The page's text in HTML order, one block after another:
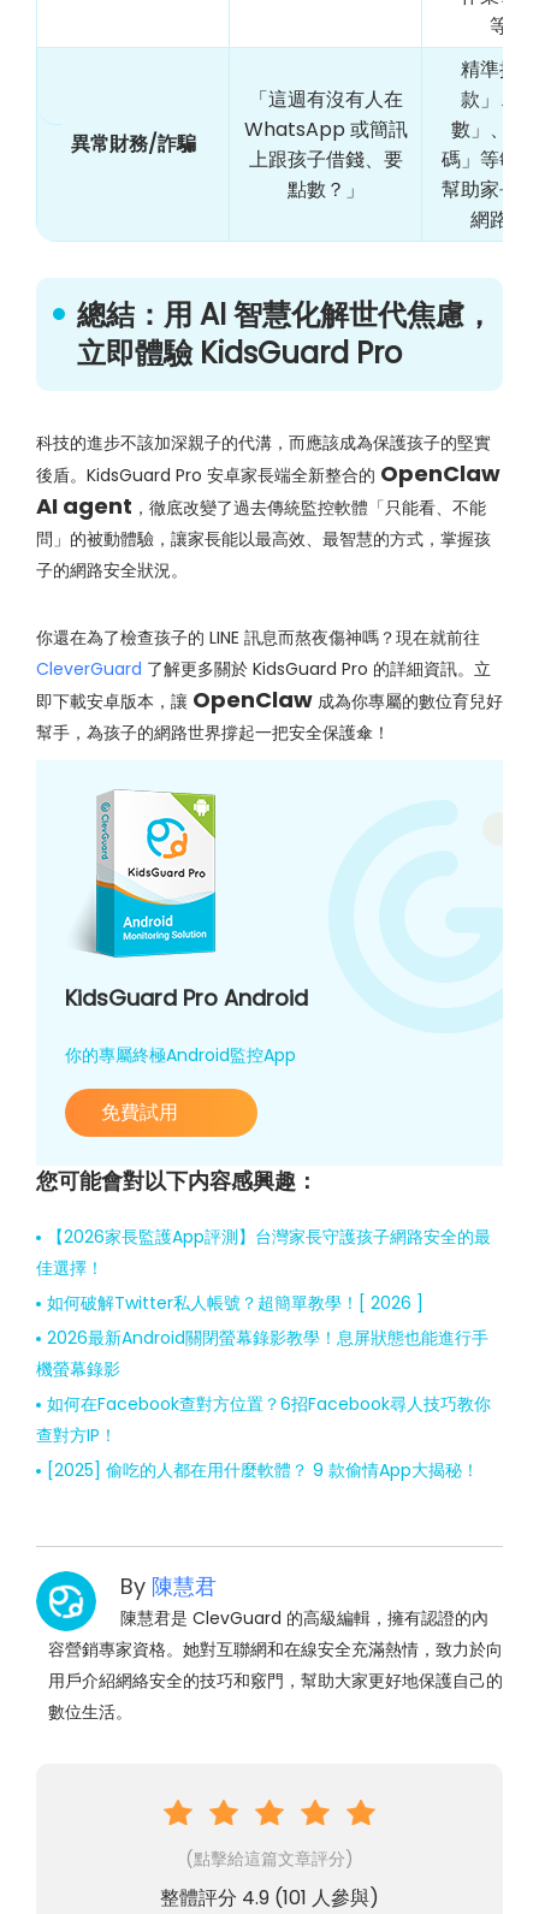
等）
異常財務/詐騙
「這週有沒有人在
WhatsApp 或簡訊
上跟孩子借錢、要
點數？」
精準抓
款」、
數」、「
碼」等敏
幫助家長
網路詐
總結：用 AI 智慧化解世代焦慮，
立即體驗 KidsGuard Pro
科技的進步不該加深親子的代溝，而應該成為保護孩子的堅實
後盾。KidsGuard Pro 安卓家長端全新整合的 OpenClaw
AI agent ，徹底改變了過去傳統監控軟體「只能看、不能
問」的被動體驗，讓家長能以最高效、最智慧的方式，掌握孩
子的網路安全狀況。
你還在為了檢查孩子的 LINE 訊息而熬夜傷神嗎？現在就前往
CleverGuard 了解更多關於 KidsGuard Pro 的詳細資訊。立
即下載安卓版本，讓 OpenClaw 成為你專屬的數位育兒好
幫手，為孩子的網路世界撐起一把安全保護傘！
KidsGuard Pro Android
你的專屬終極Android監控App
免費試用
您可能會對以下内容感興趣：
【2026家長監護App評測】台灣家長守護孩子網路安全的最
佳選擇！
如何破解Twitter私人帳號？超簡單教學！[ 2026 ]
2026最新Android關閉螢幕錄影教學！息屏狀態也能進行手
機螢幕錄影
如何在Facebook查對方位置？6招Facebook尋人技巧教你
查對方IP！
[2025] 偷吃的人都在用什麼軟體？ 9 款偷情App大揭秘！
By 陳慧君
陳慧君是 ClevGuard 的高級編輯，擁有認證的內
容營銷專家資格。她對互聯網和在線安全充滿熱情，致力於向
用戶介紹網絡安全的技巧和竅門，幫助大家更好地保護自己的
數位生活。
(點擊給這篇文章評分)
整體評分 4.9 (101 人參與)